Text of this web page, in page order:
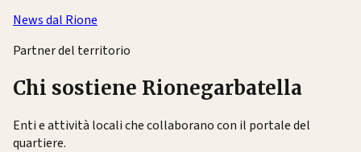
News dal Rione
Partner del territorio
Chi sostiene Rionegarbatella
Enti e attività locali che collaborano con il portale del
quartiere.